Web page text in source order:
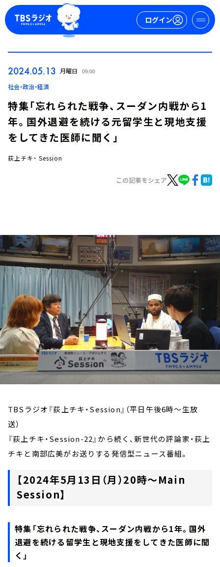
ログイン
イベント・グッズ
YouTube
会社情報
2024.05.13 月曜日 09:00
社会・政治・経済
特集「忘れられた戦争、スーダン内戦から1
年。国外退避を続ける元留学生と現地支援
をしてきた医師に聞く」
荻上チキ・ Session
この記事をシェア
TBSラジオ『荻上チキ・Session』（平日午後6時～生放
送）
『荻上チキ・Session-22』から続く、新世代の評論家・荻上
チキと南部広美がお送りする発信型ニュース番組。
【2024年5月13日（月）20時～Main
Session】
特集「忘れられた戦争、スーダン内戦から1年。国外
退避を続ける留学生と現地支援をしてきた医師に聞
く」